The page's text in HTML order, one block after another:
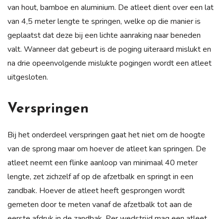
van hout, bamboe en aluminium. De atleet dient over een lat
van 4,5 meter lengte te springen, welke op die manier is
geplaatst dat deze bij een lichte aanraking naar beneden
valt. Wanneer dat gebeurt is de poging uiteraard mislukt en
na drie opeenvolgende mislukte pogingen wordt een atleet
uitgesloten.
Verspringen
Bij het onderdeel verspringen gaat het niet om de hoogte
van de sprong maar om hoever de atleet kan springen. De
atleet neemt een flinke aanloop van minimaal 40 meter
lengte, zet zichzelf af op de afzetbalk en springt in een
zandbak. Hoever de atleet heeft gesprongen wordt
gemeten door te meten vanaf de afzetbalk tot aan de